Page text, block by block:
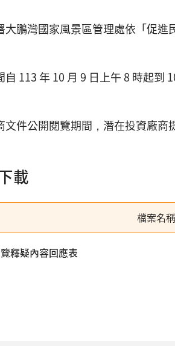
大鵬灣國家風景區管理處依「促
自 113 年 10 月 9 日上午 8 時起到
文件公開閱覽期間，潛在投資廠
載
檔案名稱
釋疑內容回應表